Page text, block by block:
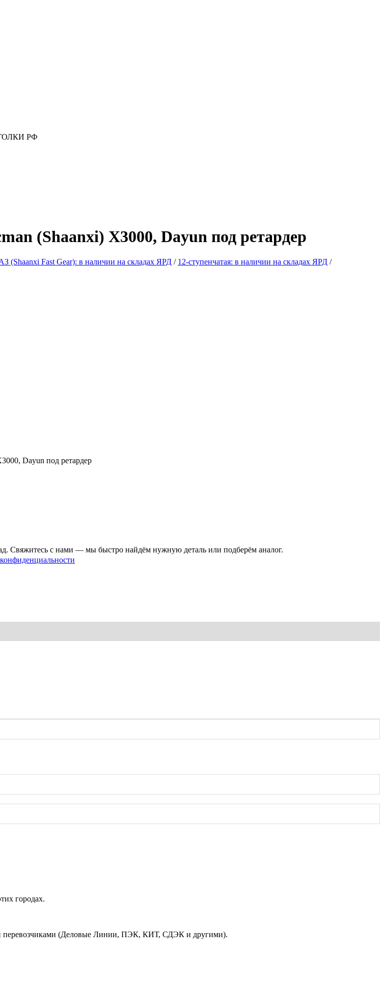
РФ
(Shaanxi) X3000, Dayun под ретардер
(Shaanxi Fast Gear): в наличии на складах ЯРД / 12-ступенчатая: в наличии на складах ЯРД /
Dayun под ретардер
Свяжитесь с нами — мы быстро найдём нужную деталь или подберём аналог.
городах.
перевозчиками (Деловые Линии, ПЭК, КИТ, СДЭК и другими).